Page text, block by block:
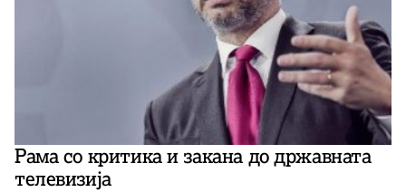
Рама со критика и закана до државната
телевизија